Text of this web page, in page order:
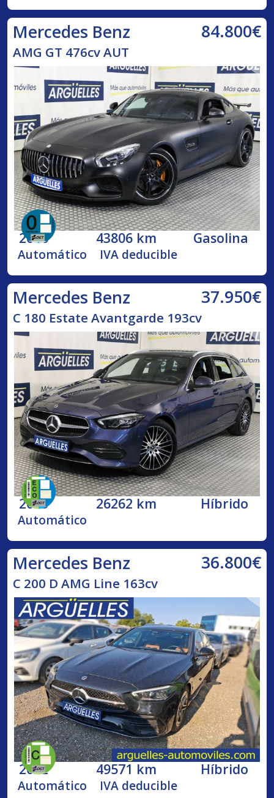
Mercedes Benz 84.800€
AMG GT 476cv AUT
2016 43806 km Gasolina
Automático IVA deducible
Mercedes Benz 37.950€
C 180 Estate Avantgarde 193cv
2023 26262 km Híbrido
Automático
Mercedes Benz 36.800€
C 200 D AMG Line 163cv
2022 49571 km Híbrido
Automático IVA deducible